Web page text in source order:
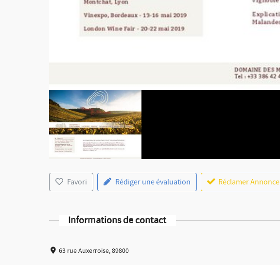
Favori Rédiger une évaluation Réclamer Annonce
Informations de contact
63 rue Auxerroise, 89800